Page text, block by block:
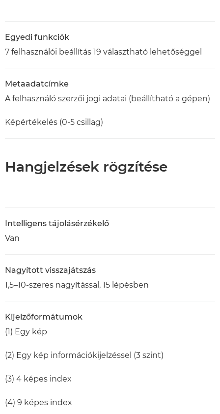
Egyedi funkciók
7 felhasználói beállítás 19 választható lehetőséggel
Metaadatcímke
A felhasználó szerzői jogi adatai (beállítható a gépen)
Képértékelés (0-5 csillag)
Hangjelzések rögzítése
Intelligens tájolásérzékelő
Van
Nagyított visszajátszás
1,5–10-szeres nagyítással, 15 lépésben
Kijelzőformátumok
(1) Egy kép
(2) Egy kép információkijelzéssel (3 szint)
(3) 4 képes index
(4) 9 képes index